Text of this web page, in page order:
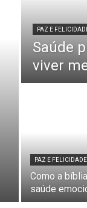
PAZ E
Saúde
viver
PAZ E FELICIDADE
Como a
saúde